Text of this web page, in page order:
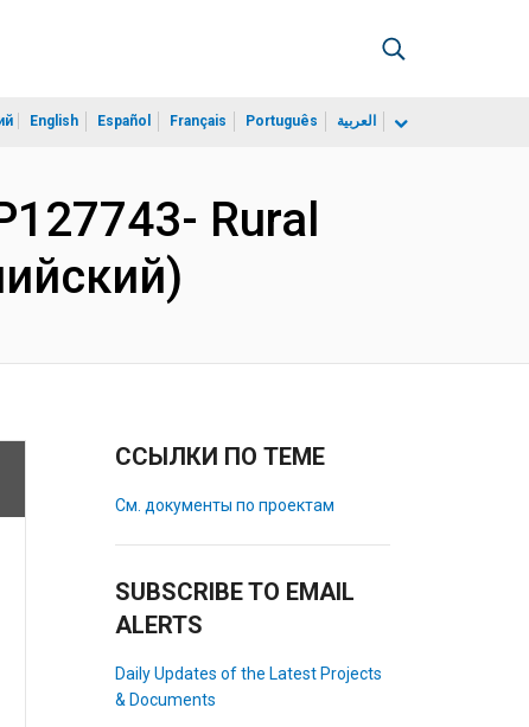
English Español Français Português العربية
Rural
ССЫЛКИ ПО ТЕМЕ
См. документы по проектам
SUBSCRIBE TO EMAIL
ALERTS
Daily Updates of the Latest Projects
& Documents